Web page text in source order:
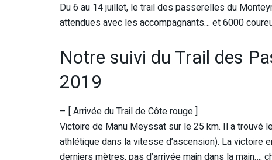
Du 6 au 14 juillet, le trail des passerelles du
attendues avec les accompagnants… et 6000
Notre suivi du Trail des
2019
– [ Arrivée du Trail de Côte rouge ]
Victoire de Manu Meyssat sur le 25 km. Il a
athlétique dans la vitesse d’ascension). La victoire
derniers mètres, pas d’arrivée main dans la main….